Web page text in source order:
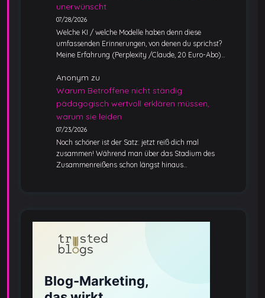
unerwünscht
07/28/2026
Welche KI / welche Modelle haben denn diese
umfassenden Erinnerungen, von denen du sprichst?
Meine Erfahrung (Perplexity /Claude, 20 Euro-Abo)…
Anonym zu
Warum Betroffene nicht ständig
pädagogisch wertvoll erklären müssen,
warum sie leiden
07/23/2026
Noch schöner ist der Satz: jetzt reiß dich mal
zusammen! Während man über das Stadium des
Zusammenreißens schon längst hinaus…